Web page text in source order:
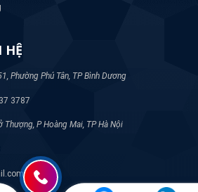
HỆ
Phường Phú Tân, TP Bình Dương
3787
Thượng, P Hoàng Mai, TP Hà Nội